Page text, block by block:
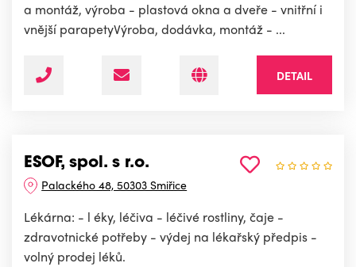
a montáž, výroba - plastová okna a dveře - vnitřní i
vnější parapetyVýroba, dodávka, montáž - ...
DETAIL
ESOF, spol. s r.o.
Palackého 48, 50303 Smiřice
Lékárna: - l éky, léčiva - léčivé rostliny, čaje -
zdravotnické potřeby - výdej na lékařský předpis -
volný prodej léků.